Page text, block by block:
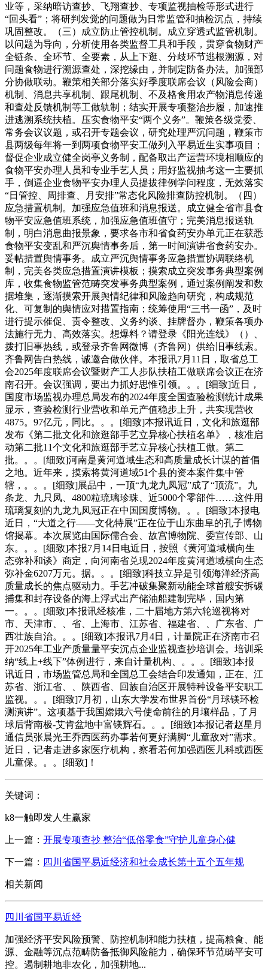
业等，采纳暗访查抄、飞翔查抄、专项监视抽检等形式进行
“回头看”；将研判发觉的问题做为日常监管和抽检沉点，持续
巩固整改。（三）成立防止管控机制。成立穿透式监管机制。
以问题为导向，分析使用各类监督工具和手段，贯穿食物财产
全链条、全环节、全要素，从上下逛、分歧环节逃根溯源，对
问题食物进行溯源查处，深挖缘由，并制定防备办法。加强部
分协做联动。鞭策相关部分落实好季度联席会议（风险会商）
机制、消息共享机制、跟尾机制、不及格食用农产物消息传递
和查处反馈机制等工做轨制；结实开展专项整治步履，加速推
进逃溯系统扶植。压实食物平安“两个义务”。鞭策各级党委、
常务会议议题，或召开专题会议，研究处理严沉问题，鞭策市
县两级每年将一到两项食物平安工做列入平易近生实事项目；
督促企业成立健全岗亭义务制，配备取出产运营环境相顺应的
食物平安办理人员和专业手艺人员；用好监视抽考这一主要抓
手，倒逼企业食物平安办理人员提拔律例学问程度，无效落实
“日管控、周排查、月安排”常态化风险排查防控机制。（四）
应急措置机制。加强应急值班和消息报送。成立健全省市县食
物平安应急值班系统，加强应急值班值守；完美消息报送轨
制，明白消息曲报景象，要求各市和省食药安办单元正在获悉
食物平安变乱和严沉舆情事务后，第一时间演讲省食药安办。
妥帖措置舆情事务。成立严沉舆情事务应急措置协调联络机
制，完美各类应急措置演讲模板；摸索成立突发事务典型案例
库，收集食物监管范畴突发事务典型案例，通过案例阐发和数
据堆集，逐渐摸索开展舆情纪律和风险趋向研究，构成规范
化、可复制的舆情应对措置指南；统筹使用“三书一函”，及时
进行提示催促、责令整改、义务约谈、挂牌督办，鞭策各项办
法施行无力、高效落实。想爆料？请登录《阳光连线》（）、
拨打旧事热线，或登录齐鲁网微博（齐鲁网）供给旧事线索。
齐鲁网告白热线，诚邀合做伙伴。本报讯7月11日，取省总工
会2025年度联席会议暨财产工人步队扶植工做联席会议正在济
南召开。会议强调，要出力抓好思惟引领。。。[细致]近日，
国度市场监视办理总局发布的2024年度全国查验检测统计成果
显示，查验检测行业营收和单元产值稳步上升，共实现营收
4875。97亿元，同比。。。[细致]本报讯近日，文化和旅逛部
发布《第二批文化和旅逛部手艺立异核心扶植名单》，核准启
动第二批11个文化和旅逛部手艺立异核心扶植工做。第二
批。。。[细致]河南是黄河道域生态和高质量成长计谋的首倡
之地。近年来，摸索将黄河道域51个县的资本案件集中管
辖，。。。[细致]展品中，一顶“九龙九凤冠”成了“顶流”。九
条龙、九只凤、4800粒琉璃珍珠、近5000个零部件……这件用
琉璃复刻的九龙九凤冠正在中国国度博物。。。[细致]本报电
近日，“大道之行——文化特展”正在位于山东曲阜的孔子博物
馆揭幕。本次展览由国际儒合会、故宫博物院、委宣传部、山
东。。。[细致]本报7月14日电近日，按照《黄河道域横向生
态弥补和谈》商定，向河南省兑现2024年度黄河道域横向生态
弥补金6207万元。据。。。[细致]科技立异是引领海洋经济高
质量成长的焦点驱动力。手艺冲破集聚新动能全球首艘安拆碳
捕集和封存设备的海上浮式出产储油船建制完毕，国内第
一。。。[细致]本报讯经核准，二十届地方第六轮巡视将对
市、天津市、、省、上海市、江苏省、福建省、、广东省、广
西壮族自治。。。[细致]本报讯7月4日，计量院正在济南市召
开2025年工业产质量量平安沉点企业监视查抄培训会。培训采
纳“线上+线下”体例进行，来自计量机构、。。。[细致]本报
讯近日，市场监管总局和全国总工会结合印发通知，正在、江
苏省、浙江省、、陕西省、回族自治区开展特种设备平安职工
监视。。。[细致]7月初，山东大学发布世界首份“月球镁环检
测演讲”。这项基于我国嫦娥六号使命前往的月壤样品，了月
球后背南极-艾肯盆地中富镁辉石。。。[细致]本报记者赵星月
通信员张晨光王乔西医药办事若何更好满脚“儿童敌对”需求。
近日，记者走进多家医疗机构，察看若何加强西医儿科或西医
儿童保。。。[细致]！
关键词：
k8一触即发人生赢家
上一篇： 开展专项查抄 整治“低俗零食”守护儿童身心健
下一篇： 四川省国平易近经济和社会成长第十五个五年规
相关新闻
四川省国平易近经
加强经济平安风险预警、防控机制和能力扶植，提高粮食、能
源、金融等沉点范畴防备抵御风险能力，确保环节范畴平安可
控。遏制耕地非农化，加强耕地...